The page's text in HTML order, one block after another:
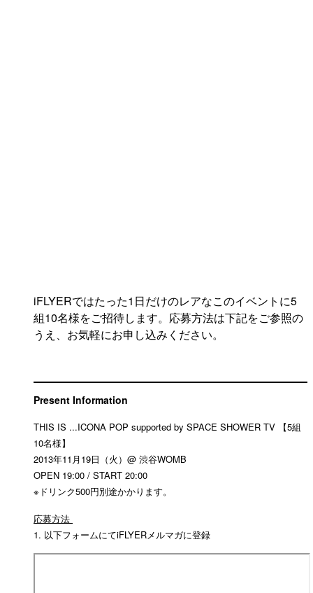
iFLYERではたった1日だけのレアなこのイベントに5
組10名様をご招待します。応募方法は下記をご参照の
うえ、お気軽にお申し込みください。
Present Information
THIS IS ...ICONA POP supported by SPACE SHOWER TV 【5組
10名様】
2013年11月19日（火）@ 渋谷WOMB
OPEN 19:00 / START 20:00
※ドリンク500円別途かかります。
応募方法
1. 以下フォームにてiFLYERメルマガに登録